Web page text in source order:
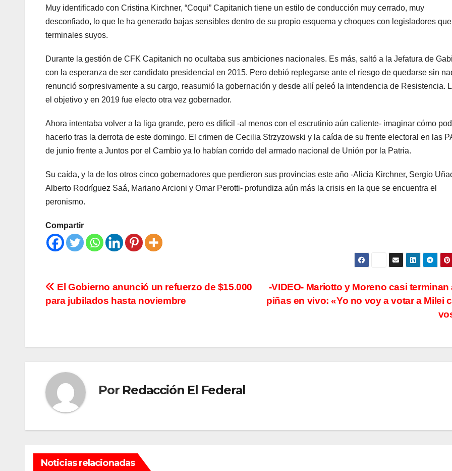
Muy identificado con Cristina Kirchner, “Coqui” Capitanich tiene un estilo de conducción muy cerrado, muy
desconfiado, lo que le ha generado bajas sensibles dentro de su propio esquema y choques con legisladores
terminales suyos.
Durante la gestión de CFK Capitanich no ocultaba sus ambiciones nacionales. Es más, saltó a la Jefatura de
con la esperanza de ser candidato presidencial en 2015. Pero debió replegarse ante el riesgo de quedarse sin
renunció sorpresivamente a su cargo, reasumió la gobernación y desde allí peleó la intendencia de Resistencia.
el objetivo y en 2019 fue electo otra vez gobernador.
Ahora intentaba volver a la liga grande, pero es difícil -al menos con el escrutinio aún caliente- imaginar cómo
hacerlo tras la derrota de este domingo. El crimen de Cecilia Strzyzowski y la caída de su frente electoral en las
de junio frente a Juntos por el Cambio ya lo habían corrido del armado nacional de Unión por la Patria.
Su caída, y la de los otros cinco gobernadores que perdieron sus provincias este año -Alicia Kirchner, Sergio
Alberto Rodríguez Saá, Mariano Arcioni y Omar Perotti- profundiza aún más la crisis en la que se encuentra el
peronismo.
Compartir
Navegación
de
-VIDEO- Mariotto y Moreno casi terminan
piñas en vivo: «Yo no voy a votar a Milei
El Gobierno anunció un refuerzo de $15.000
para jubilados hasta noviembre
Por Redacción El Federal
Noticias relacionadas